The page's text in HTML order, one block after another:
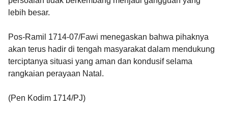
lebih besar.
Pos-Ramil 1714-07/Fawi menegaskan bahwa pihaknya
akan terus hadir di tengah masyarakat dalam mendukung
terciptanya situasi yang aman dan kondusif selama
rangkaian perayaan Natal.
(Pen Kodim 1714/PJ)